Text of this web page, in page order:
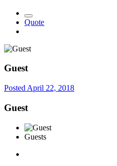
Quote
Guest
Posted April 22, 2018
Guest
Guests